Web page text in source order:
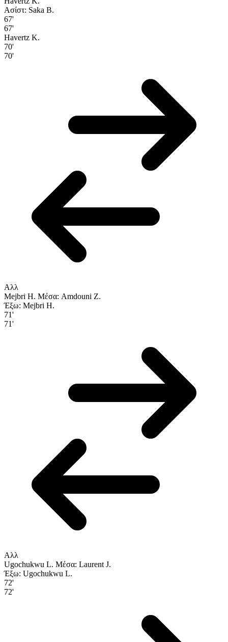
Ασίστ: Saka B.
67'
67'
Havertz K.
70'
70'
Αλλ
Mejbri H. Μέσα: Amdouni Z.
Έξω: Mejbri H.
71'
71'
Αλλ
Ugochukwu L. Μέσα: Laurent J.
Έξω: Ugochukwu L.
72'
72'